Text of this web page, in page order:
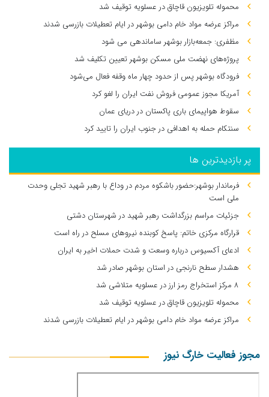
محموله تلویزیون قاچاق در عسلویه توقیف شد
مراکز عرضه مواد خام دامی بوشهر در ایام تعطیلات بازرسی شدند
مظفری: جمعه‌بازار بوشهر ساماندهی می‌ شود
پروژه‌های نهضت ملی مسکن بوشهر تعیین تکلیف شد
فرودگاه بوشهر پس از حدود چهار ماه وقفه فعال می‌شود
آمریکا مجوز عمومی فروش نفت ایران را لغو کرد
سقوط هواپیمای باری پاکستان در دریای عمان
سنتکام حمله به اهدافی در جنوب ایران را تایید کرد
پر بازدیدترین ها
فرماندار بوشهر:حضور باشکوه مردم در وداع با رهبر شهید تجلی وحدت
ملی است
جزئیات مراسم بزرگداشت رهبر شهید در شهرستان دشتی
قرارگاه مرکزی خاتم: پاسخ کوبنده نیروهای مسلح در راه است
ادعای آکسیوس درباره وسعت و شدت حملات اخیر به ایران
هشدار سطح نارنجی در استان بوشهر صادر شد
۸ مرکز استخراج رمز ارز در عسلویه متلاشی شد
محموله تلویزیون قاچاق در عسلویه توقیف شد
مراکز عرضه مواد خام دامی بوشهر در ایام تعطیلات بازرسی شدند
مجوز فعالیت خارگ نیوز